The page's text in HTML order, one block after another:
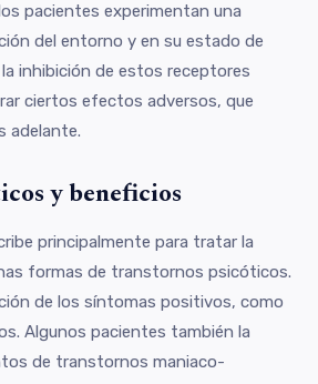
pacientes experimentan una
del entorno y en su estado de
inhibición de estos receptores
ciertos efectos adversos, que
adelante.
y beneficios
principalmente para tratar la
formas de transtornos psicóticos.
de los síntomas positivos, como
Algunos pacientes también la
de transtornos maniaco-